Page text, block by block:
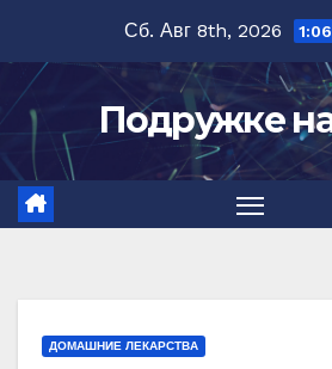
содержимому
Сб. Авг 8th, 2026
Подружке
ДОМАШНИЕ ЛЕКАРСТВА